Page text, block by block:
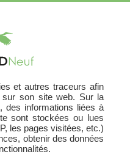
Logement
neufs
et autres traceurs afin
sur son site web. Sur la
des informations liées à
sont stockées ou lues
les pages visitées, etc.)
obtenir des données